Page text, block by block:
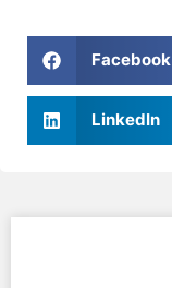
Facebook
LinkedIn